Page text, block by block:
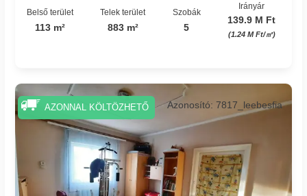
Belső terület
113 m²
Telek terület
883 m²
Szobák
5
Irányár
139.9 M Ft
(1.24 M Ft/㎡)
Azonosító: 7817_leebesfia
AZONNAL KÖLTÖZHETŐ